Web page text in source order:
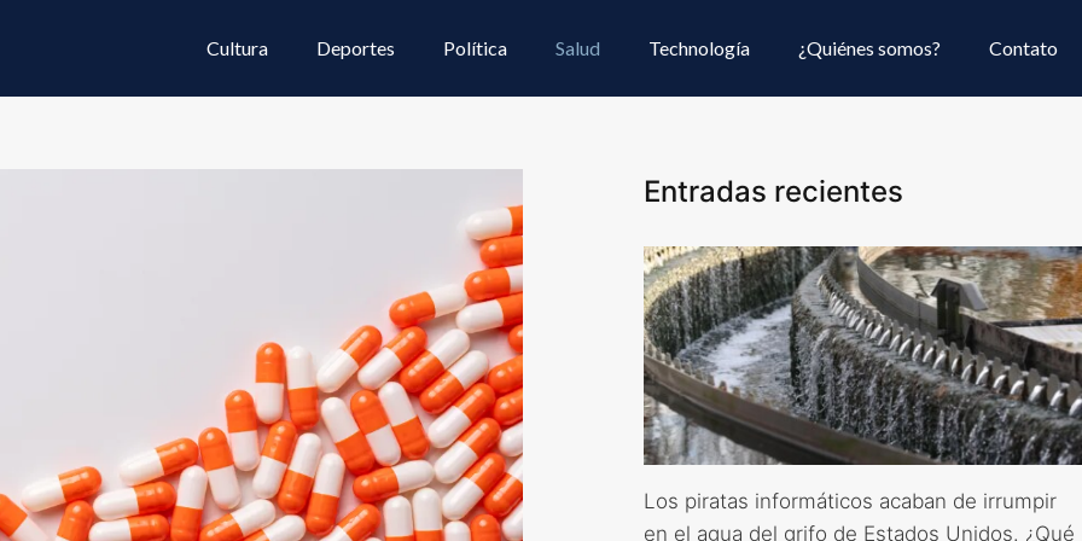
Cultura Deportes Política Salud Technología ¿Quiénes somos? Contato
Entradas recientes
Los piratas informáticos acaban de irrumpir
en el agua del grifo de Estados Unidos. ¿Qué